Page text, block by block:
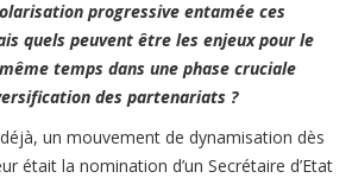
progressive entamée ces
quels peuvent être les enjeux pour le
temps dans une phase cruciale
des partenariats ?
un mouvement de dynamisation dès
était la nomination d’un Secrétaire d’Etat